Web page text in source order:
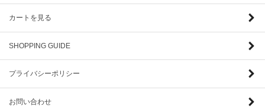
カートを見る
SHOPPING GUIDE
プライバシーポリシー
お問い合わせ